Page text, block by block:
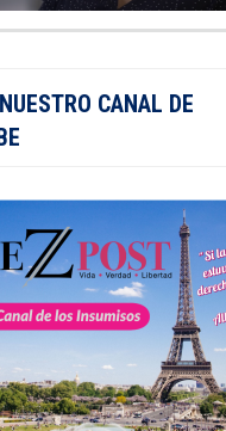
CANAL DE